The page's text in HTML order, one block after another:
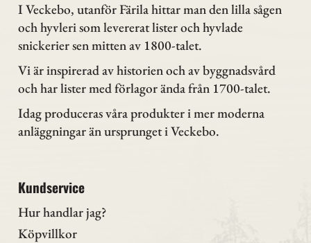
I Veckebo, utanför Färila hittar man den lilla sågen
och hyvleri som levererat lister och hyvlade
snickerier sen mitten av 1800-talet.
Vi är inspirerad av historien och av byggnadsvård
och har lister med förlagor ända från 1700-talet.
Idag produceras våra produkter i mer moderna
anläggningar än ursprunget i Veckebo.
Kundservice
Hur handlar jag?
Köpvillkor